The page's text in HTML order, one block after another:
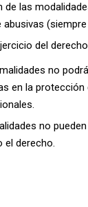
de las
abusivas
del
no
en la
no
el derecho.